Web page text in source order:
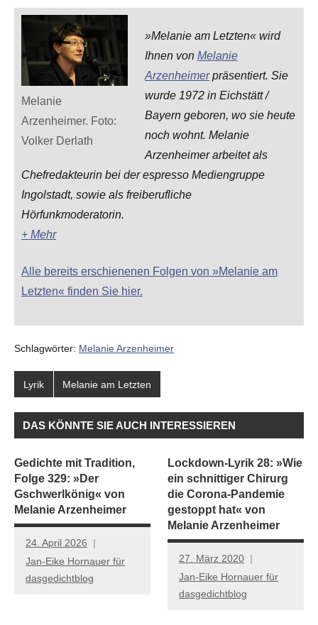
Melanie
Arzenheimer. Foto:
Volker Derlath
»Melanie am Letzten« wird
Ihnen von Melanie
Arzenheimerpräsentiert. Sie
wurde 1972 in Eichstätt /
Bayern geboren, wo sie heute
noch wohnt. Melanie
Arzenheimer arbeitet als
Chefredakteurin bei der espresso Mediengruppe
Ingolstadt, sowie als freiberufliche
Hörfunkmoderatorin.
+ Mehr
Alle bereits erschienenen Folgen von »Melanie am
Letzten« finden Sie hier.
Schlagwörter: Melanie Arzenheimer
Lyrik Melanie am Letzten
DAS KÖNNTE SIE AUCH INTERESSIEREN
Gedichte mit Tradition,
Folge 329: »Der
Gschwerlkönig« von
Melanie Arzenheimer
24. April 2026
Jan-Eike Hornauer für
dasgedichtblog
Lockdown-Lyrik 28: »Wie
ein schnittiger Chirurg
die Corona-Pandemie
gestoppt hat« von
Melanie Arzenheimer
27. März 2020
Jan-Eike Hornauer für
dasgedichtblog